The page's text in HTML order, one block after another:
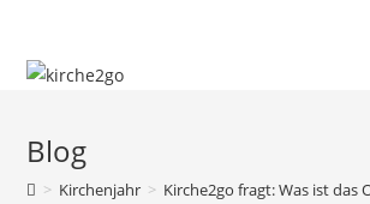
springen
Blog
> Kirchenjahr > Kirche2go fragt: Was ist das